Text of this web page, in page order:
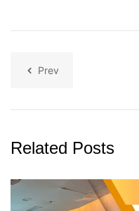
Prev
Related Posts